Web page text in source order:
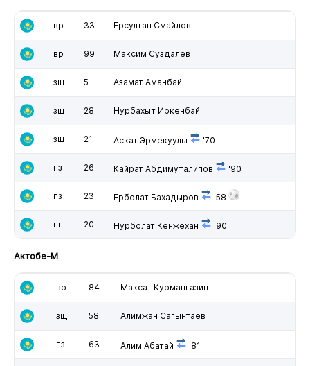
вр 33 Ерсултан Смайлов
вр 99 Максим Суздалев
зщ 5 Азамат Аманбай
зщ 28 Нурбахыт Иркенбай
зщ 21 Аскат Эрмекуулы '70
пз 26 Кайрат Абдимуталипов '90
пз 23 Ерболат Бахадыров '58
нп 20 Нурболат Кенжехан '90
Актобе-М
вр 84 Максат Курмангазин
зщ 58 Алимжан Сагынтаев
пз 63 Алим Абатай '81